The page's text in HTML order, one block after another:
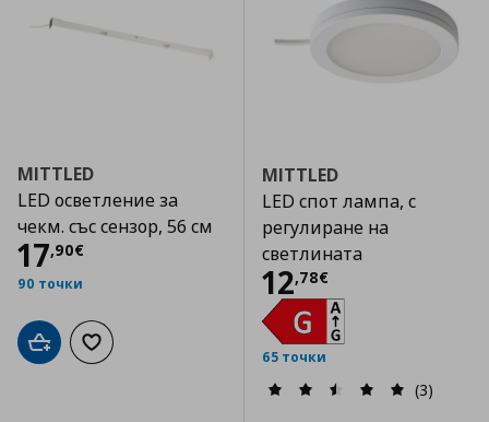
MITTLED
LED осветление за
чекм. със сензор, 56 см
17,90€
Цена
90 точки
Добави в кошницата
Добави към списъка с любими
MITTLED
LED спот лампа, с
регулиране на
светлината
12,78€
Цена
65 точки
(3)